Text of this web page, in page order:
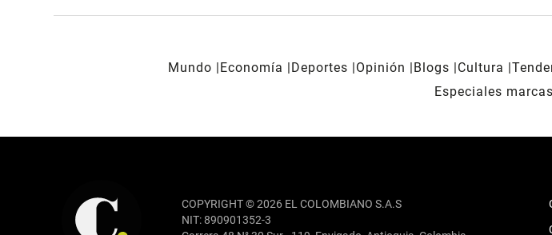
Mundo Economía Deportes Opinión Blogs Cultura
Especiales
COPYRIGHT © 2026 EL COLOMBIANO S.A.S
NIT: 890901352-3